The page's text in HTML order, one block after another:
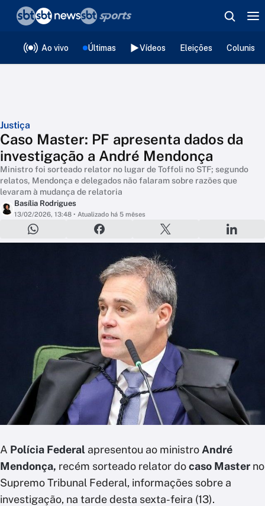
Ao vivo Últimas Vídeos Eleições
Justiça
Caso Master: PF apresenta dados da
investigação a André Mendonça
Ministro foi sorteado relator no lugar de Toffoli no STF; segundo
relatos, Mendonça e delegados não falaram sobre razões que
levaram à mudança de relatoria
Basília Rodrigues
13/02/2026, 13:48 • Atualizado há 5 mêses
A Polícia Federal apresentou ao ministro André
Mendonça, recém sorteado relator docaso Master no
Supremo Tribunal Federal, informações sobre a
investigação, na tarde desta sexta-feira (13).
❮voltar
Editorias